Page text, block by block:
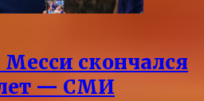
скончался
лет — СМИ